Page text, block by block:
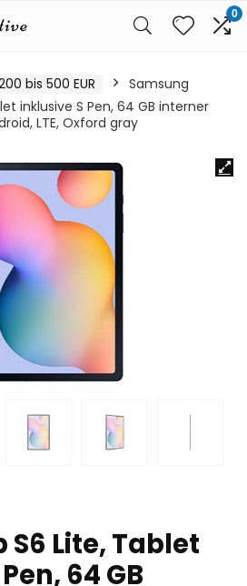
0
bis 500 EUR
Samsung
inklusive S Pen, 64 GB interner
LTE, Oxford gray
S6 Lite, Tablet
64 GB